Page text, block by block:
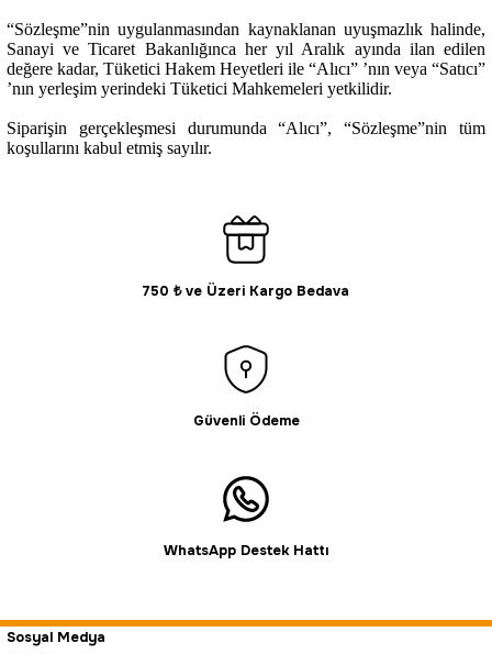
“Sözleşme”nin uygulanmasından kaynaklanan uyuşmazlık halinde,
Sanayi ve Ticaret Bakanlığınca her yıl Aralık ayında ilan edilen
değere kadar, Tüketici Hakem Heyetleri ile “Alıcı” ’nın veya “Satıcı”
’nın yerleşim yerindeki Tüketici Mahkemeleri yetkilidir.
Siparişin gerçekleşmesi durumunda “Alıcı”, “Sözleşme”nin tüm
koşullarını kabul etmiş sayılır.
750 ₺ ve Üzeri Kargo Bedava
Güvenli Ödeme
WhatsApp Destek Hattı
Sosyal Medya